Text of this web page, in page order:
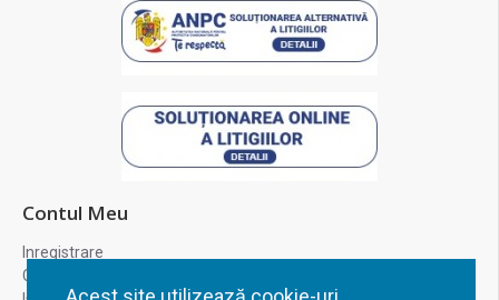
Contul Meu
Inregistrare
Contul meu